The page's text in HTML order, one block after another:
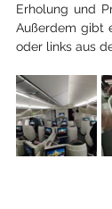
Erholung und
Außerdem gibt
oder links aus